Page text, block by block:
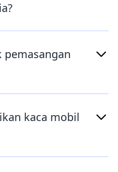
pemasangan
kaca mobil